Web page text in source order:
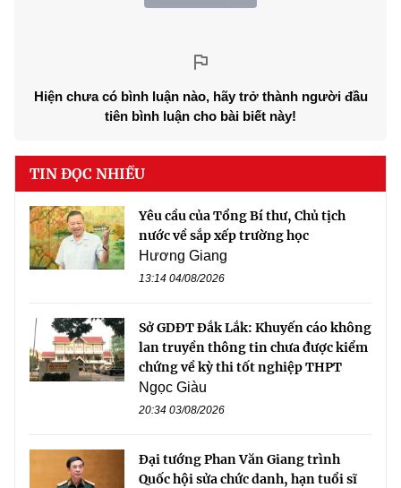
Hiện chưa có bình luận nào, hãy trở thành người đầu
tiên bình luận cho bài biết này!
TIN ĐỌC NHIỀU
Yêu cầu của Tổng Bí thư, Chủ tịch
nước về sắp xếp trường học
Hương Giang
13:14 04/08/2026
Sở GDĐT Đắk Lắk: Khuyến cáo không
lan truyền thông tin chưa được kiểm
chứng về kỳ thi tốt nghiệp THPT
Ngọc Giàu
20:34 03/08/2026
Đại tướng Phan Văn Giang trình
Quốc hội sửa chức danh, hạn tuổi sĩ